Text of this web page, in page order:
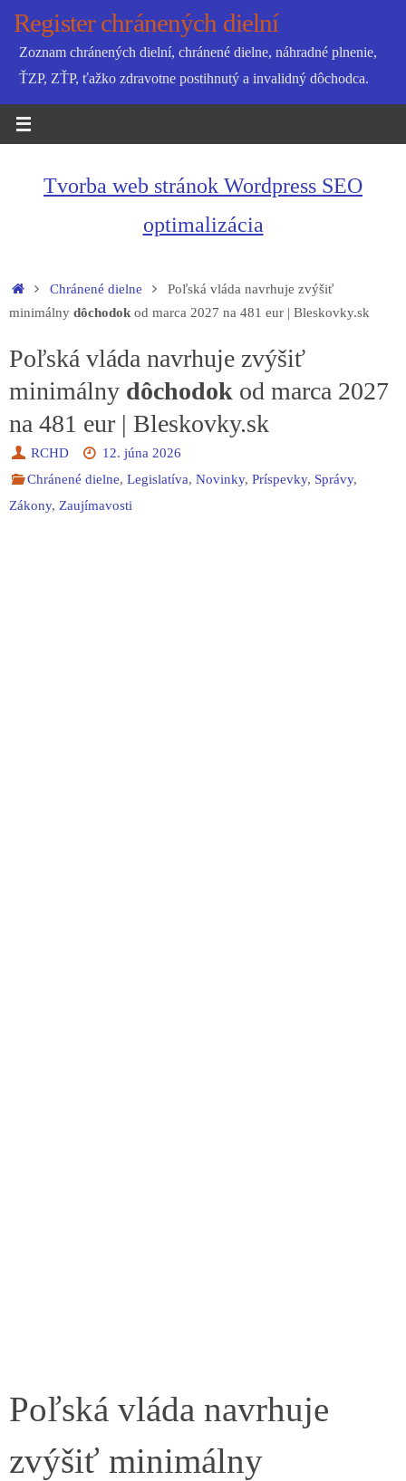
SkipRegister chránených dielní
Zoznam chránených dielní, chránené dielne, náhradné plnenie,
ŤZP, ZŤP, ťažko zdravotne postihnutý a invalidný dôchodca.
Tvorba web stránok Wordpress SEO
optimalizácia
HomeChránené dielne
Poľská vláda navrhuje zvýšiť
minimálny dôchodok od marca 2027 na 481 eur | Bleskovky.sk
Poľská vláda navrhuje zvýšiť
minimálny dôchodok od marca 2027
na 481 eur | Bleskovky.sk
RCHD
12. júna 2026
Chránené dielne,Legislatíva,Novinky,Príspevky, Správy,
Zákony, Zaujímavosti
Poľská vláda navrhuje
zvýšiť minimálny